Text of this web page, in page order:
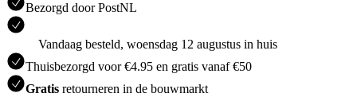
Bezorgd door PostNL
Vandaag besteld, woensdag 12 augustus in huis
Thuisbezorgd voor €4.95 en gratis vanaf €50
Gratis retourneren in de bouwmarkt